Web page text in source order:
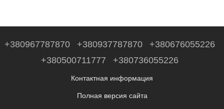
+380967787870 +380937787870
+380676055226
+380500711777
+380736055226
Контактная информация
Полная версия сайта